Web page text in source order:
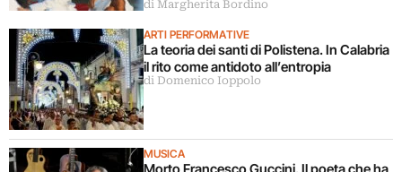
di Margherita Bordino
ARTI PERFORMATIVE
La teoria dei santi di Polistena. In Calabria
il rito come antidoto all’entropia
di Domenico Ioppolo
MUSICA
Morto Francesco Guccini. Il poeta che ha